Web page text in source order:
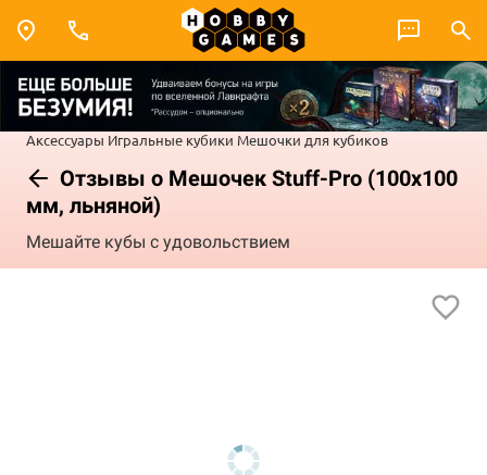
Аксессуары Игральные кубики Мешочки для кубиков
Отзывы о Мешочек Stuff-Pro (100x100
мм, льняной)
Мешайте кубы с удовольствием